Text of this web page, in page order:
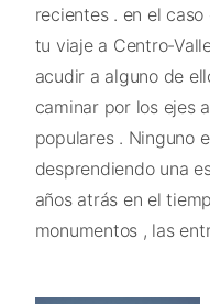
recientes . en el
tu viaje a Centro-
acudir a alguno de
caminar por los ejes
populares . Ninguno
desprendiendo una
años atrás en el
monumentos , las